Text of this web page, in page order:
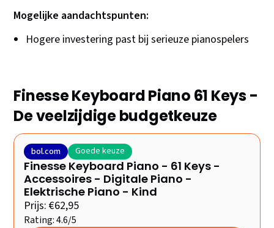
Mogelijke aandachtspunten:
Hogere investering past bij serieuze pianospelers
Finesse Keyboard Piano 61 Keys -
De veelzijdige budgetkeuze
bol.com Goede keuze
Finesse Keyboard Piano - 61 Keys -
Accessoires - Digitale Piano -
Elektrische Piano - Kind
Prijs: €62,95
Rating: 4.6/5